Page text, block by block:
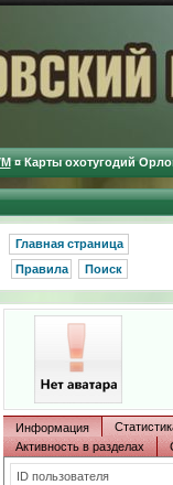
¤ Карты охотугодий
Главная страница
Правила
Поиск
Информация
Активность в разделах
ID пользователя